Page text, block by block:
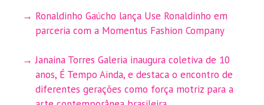
Ronaldinho Gaúcho lança Use Ronaldinho em
parceria com a Momentus Fashion Company
Janaina Torres Galeria inaugura coletiva de 10
anos, É Tempo Ainda, e destaca o encontro de
diferentes gerações como força motriz para a